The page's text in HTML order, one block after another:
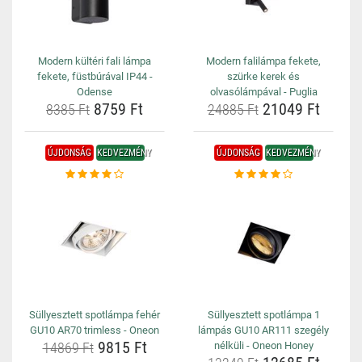
Modern kültéri fali lámpa
fekete, füstbúrával IP44 -
Odense
8385 Ft 8759 Ft
Modern falilámpa fekete,
szürke kerek és
olvasólámpával - Puglia
24885 Ft21049 Ft
ÚJDONSÁG KEDVEZMÉNY
Süllyesztett spotlámpa fehér
GU10 AR70 trimless - Oneon
14869 Ft9815 Ft
ÚJDONSÁG KEDVEZMÉNY
Süllyesztett spotlámpa 1
lámpás GU10 AR111 szegély
nélküli - Oneon Honey